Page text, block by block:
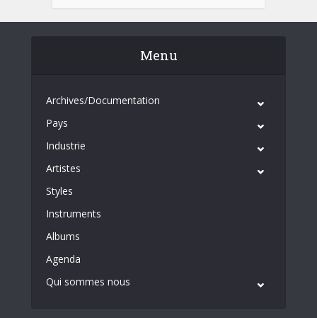
Menu
Archives/Documentation
Pays
Industrie
Artistes
Styles
Instruments
Albums
Agenda
Qui sommes nous